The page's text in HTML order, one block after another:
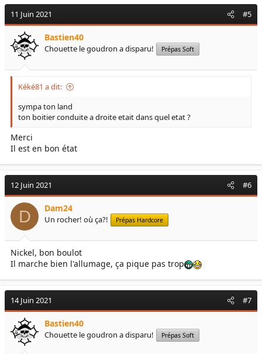
11 Juin 2021 #5
Bastien40
Chouette le goudron a disparu! Prépas Soft
Kéké81 a dit:
sympa ton land
ton boitier conduite a droite etait dans quel etat ?
Merci
Il est en bon état
12 Juin 2021 #6
D Dam24
Un rocher! où ça?! Prépas Hardcore
Nickel, bon boulot
Il marche bien l'allumage, ça pique pas trop
14 Juin 2021 #7
Bastien40
Chouette le goudron a disparu! Prépas Soft